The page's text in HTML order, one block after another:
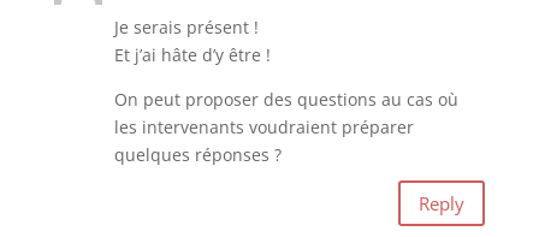
Je serais présent !
Et j’ai hâte d’y être !
On peut proposer des questions au cas où
les intervenants voudraient préparer
quelques réponses ?
Reply